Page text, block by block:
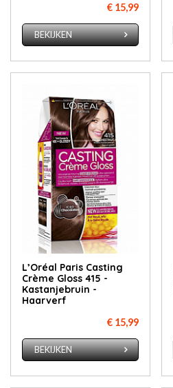
€ 15,99
BEKIJKEN
L’Oréal Paris Casting
Crème Gloss 415 -
Kastanjebruin -
Haarverf
€ 15,99
BEKIJKEN